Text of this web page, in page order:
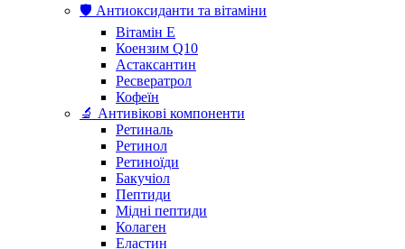
🛡️ Антиоксиданти та вітаміни
Вітамін Е
Коензим Q10
Астаксантин
Ресвератрол
Кофеїн
🔬 Антивікові компоненти
Ретиналь
Ретинол
Ретиноїди
Бакучіол
Пептиди
Мідні пептиди
Колаген
Еластин